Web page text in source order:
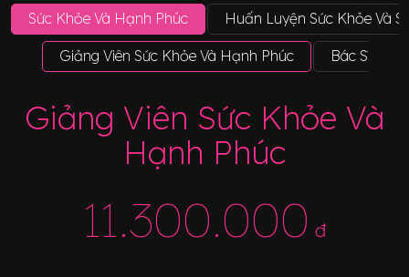
Sức Khỏe Và Hạnh Phúc Huấn Luyện Sức Khỏe Và
Giảng Viên Sức Khỏe Và Hạnh Phúc Bác Sĩ Y
Giảng Viên Sức Khỏe Và
Hạnh Phúc
11.300.000 đ